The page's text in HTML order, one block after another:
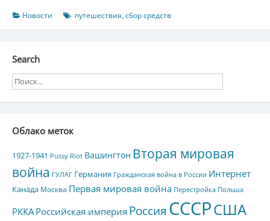
Новости путешествия,сбор средств
Search
Облако меток
1927-1941 Pussy Riot Вашингтон Вторая мировая
война ГУЛАГ Германия Гражданская война в России Интернет
Канада Москва Первая мировая война Перестройка Польша
РККА Российская империя Россия СССРСША